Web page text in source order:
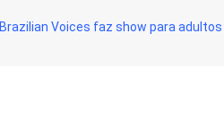
Brazilian Voices faz show para